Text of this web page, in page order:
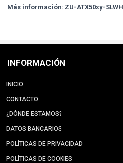
Más información: ZU-ATX50xy-SLWH
INFORMACIÓN
INICIO
CONTACTO
¿DÓNDE ESTAMOS?
DATOS BANCARIOS
POLÍTICAS DE PRIVACIDAD
POLÍTICAS DE COOKIES